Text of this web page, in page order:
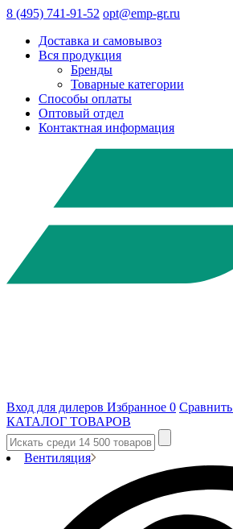
8 (495) 741-91-52 opt@emp-gr.ru
Доставка и самовывоз
Вся продукция
Бренды
Товарные категории
Способы оплаты
Оптовый отдел
Контактная информация
Вход для дилеров Избранное 0 Сравнить
КАТАЛОГ ТОВАРОВ
Вентиляция